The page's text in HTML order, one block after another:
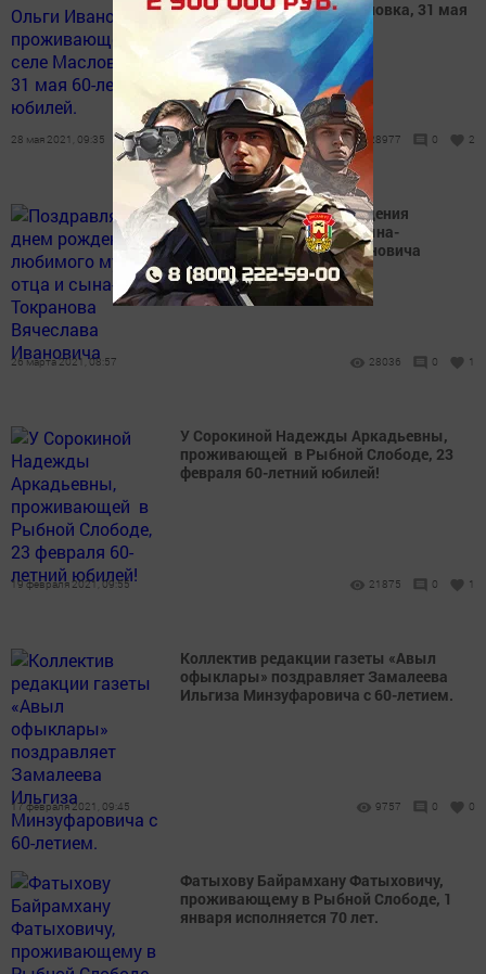
проживающей в селе Масловка, 31 мая
60-летний юбилей.
28 мая 2021, 09:35 28977 0 2
Поздравляем с днем рождения
любимого мужа, отца и сына-
Токранова Вячеслава Ивановича
26 марта 2021, 08:57 28036 0 1
У Сорокиной Надежды Аркадьевны,
проживающей в Рыбной Слободе, 23
февраля 60-летний юбилей!
19 февраля 2021, 09:55 21875 0 1
Коллектив редакции газеты «Авыл
офыклары» поздравляет Замалеева
Ильгиза Минзуфаровича с 60-летием.
17 февраля 2021, 09:45 9757 0 0
Фатыхову Байрамхану Фатыховичу,
проживающему в Рыбной Слободе, 1
января исполняется 70 лет.